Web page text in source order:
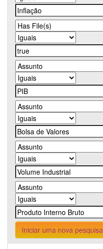
Iniciar uma nova pesquisa